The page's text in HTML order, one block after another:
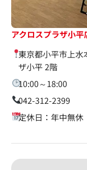
アクロスプラザ小平
東京都小平市上水
ザ小平 2階
10:00～18:00
042-312-2399
定休日：年中無休